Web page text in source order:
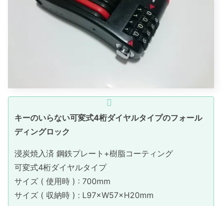
キーのいらない可変式4桁ダイヤルタイプのフォール
ディングロック
浸炭焼入済 鋼鉄プレート+樹脂コーティング
可変式4桁ダイヤルタイプ
サイズ ( 使用時 ) : 700mm
サイズ ( 収納時 ) : L97×W57×H20mm